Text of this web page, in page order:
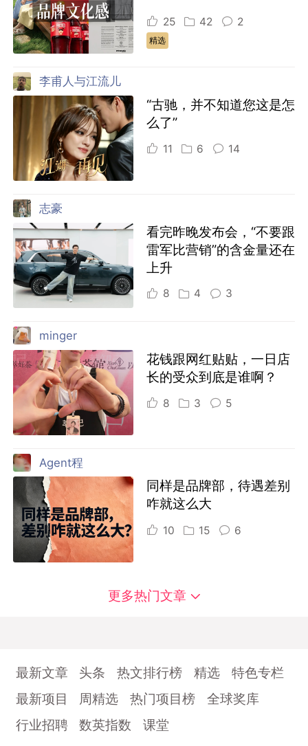
25 42 2
精选
李甫人与江流儿
“古驰，并不知道您这是怎
么了”
11 6 14
志豪
看完昨晚发布会，“不要跟
雷军比营销”的含金量还在
上升
8 4 3
minger
花钱跟网红贴贴，一日店
长的受众到底是谁啊？
8 3 5
Agent程
同样是品牌部，待遇差别
咋就这么大
10 15 6
更多热门文章
最新文章 头条 热文排行榜 精选
特色专栏
最新项目
周精选 热门项目榜
全球奖库
行业招聘
数英指数 课堂